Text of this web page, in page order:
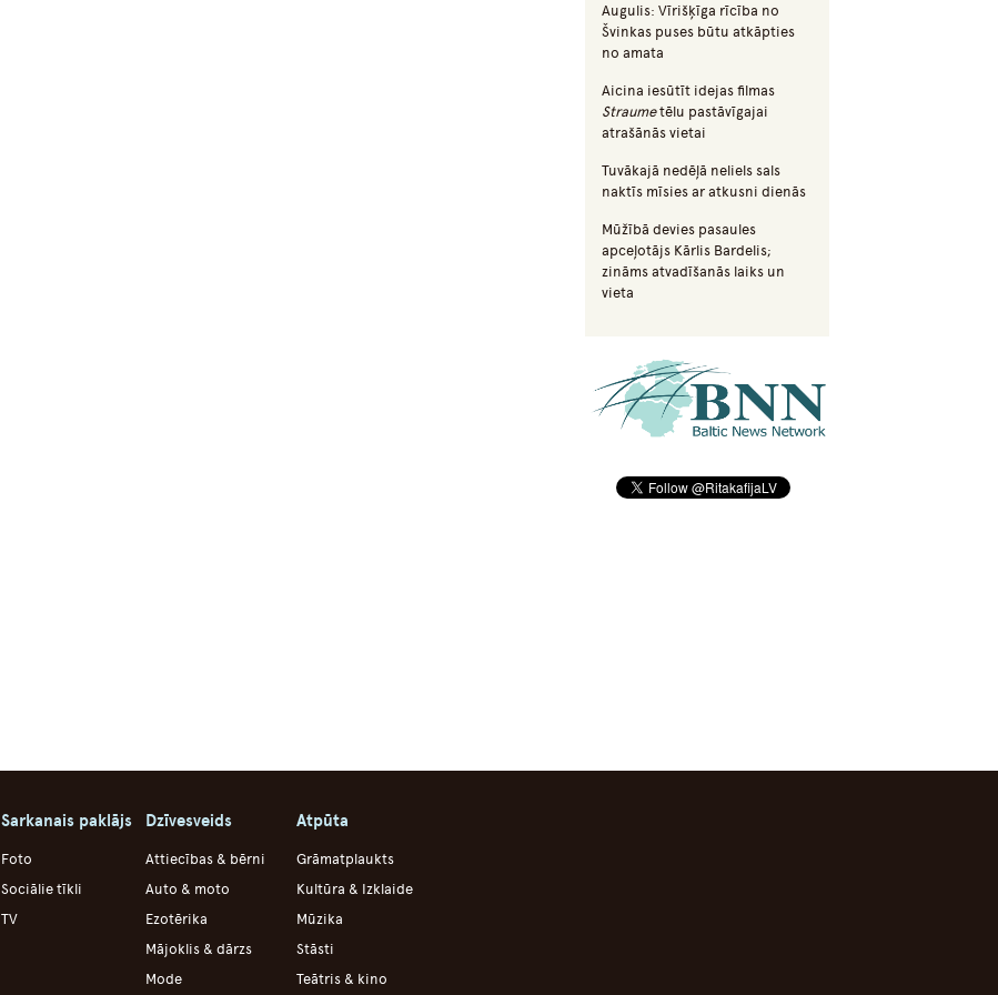
Augulis: Vīrišķīga rīcība no
Švinkas puses būtu atkāpties
no amata
Aicina iesūtīt idejas filmas
Straumetēlu pastāvīgajai
atrašānās vietai
Tuvākajā nedēļā neliels sals
naktīs mīsies ar atkusni dienās
Mūžībā devies pasaules
apceļotājs Kārlis Bardelis;
zināms atvadīšanās laiks un
vieta
Sarkanais paklājs
Foto
Sociālie tīkli
TV
Dzīvesveids
Attiecības & bērni
Auto & moto
Ezotērika
Mājoklis & dārzs
Mode
Atpūta
Grāmatplaukts
Kultūra & Izklaide
Mūzika
Stāsti
Teātris & kino